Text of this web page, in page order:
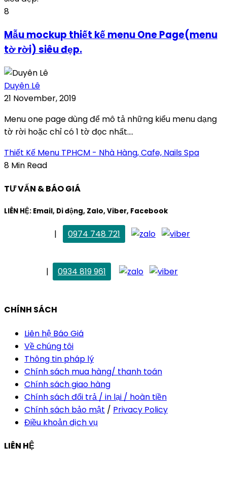
8
Mẫu mockup thiết kế menu One Page(menu
tờ rời) siêu đẹp.
Duyên Lê
21 November, 2019
Menu one page dùng để mô tả những kiểu menu dạng
tờ rời hoặc chỉ có 1 tờ đọc nhất....
Thiết Kế Menu TPHCM - Nhà Hàng, Cafe, Nails Spa
8 Min Read
TƯ VẤN & BÁO GIÁ
LIÊN HỆ: Email, Di động, Zalo, Viber, Facebook
|
0974 748 721
|
0934 819 961
CHÍNH SÁCH
Liên hệ Báo Giá
Về chúng tôi
Thông tin pháp lý
Chính sách mua hàng/ thanh toán
Chính sách giao hàng
Chính sách đổi trả / in lại / hoàn tiền
Chính sách bảo mật / Privacy Policy
Điều khoản dịch vụ
LIÊN HỆ